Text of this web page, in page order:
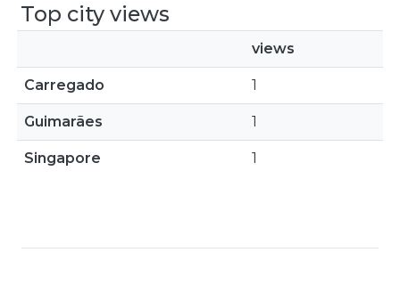
Top city views
views
Carregado 1
Guimarães 1
Singapore 1